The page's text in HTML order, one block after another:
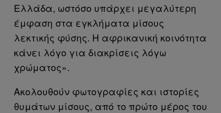
Ελλάδα, ωστόσο υπάρχει μεγαλύτερη
έμφαση στα εγκλήματα μίσους
λεκτικής φύσης. Η αφρικανική κοινότητα
κάνει λόγο για διακρίσεις λόγω
χρώματος».
Ακολουθούν φωτογραφίες και ιστορίες
θυμάτων μίσους, από το πρώτο μέρος του